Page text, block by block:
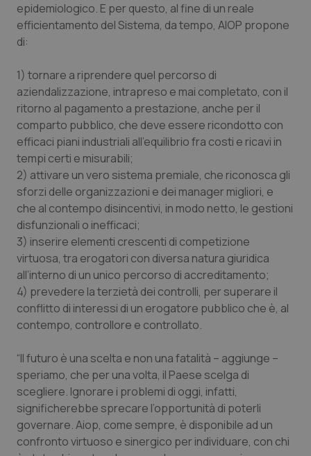
epidemiologico. E per questo, al fine di un reale
efficientamento del Sistema, da tempo, AIOP propone
di:
1) tornare a riprendere quel percorso di
aziendalizzazione, intrapreso e mai completato, con il
ritorno al pagamento a prestazione, anche per il
comparto pubblico, che deve essere ricondotto con
efficaci piani industriali all’equilibrio fra costi e ricavi in
tempi certi e misurabili;
2) attivare un vero sistema premiale, che riconosca gli
sforzi delle organizzazioni e dei manager migliori, e
che al contempo disincentivi, in modo netto, le gestioni
disfunzionali o inefficaci;
3) inserire elementi crescenti di competizione
virtuosa, tra erogatori con diversa natura giuridica
all’interno di un unico percorso di accreditamento;
4) prevedere la terzietà dei controlli, per superare il
conflitto di interessi di un erogatore pubblico che è, al
contempo, controllore e controllato.
“Il futuro è una scelta e non una fatalità – aggiunge –
speriamo, che per una volta, il Paese scelga di
scegliere. Ignorare i problemi di oggi, infatti,
significherebbe sprecare l’opportunità di poterli
governare. Aiop, come sempre, è disponibile ad un
confronto virtuoso e sinergico per individuare, con chi
CookieScriptConsent
CookieScript
www.quotidianosanita.it
5
tracking-sites-ironfish-
tracking-enable
www.quotidianosanita.it
tracking-sites-ironfish-
session-id
www.quotidianosanita.it